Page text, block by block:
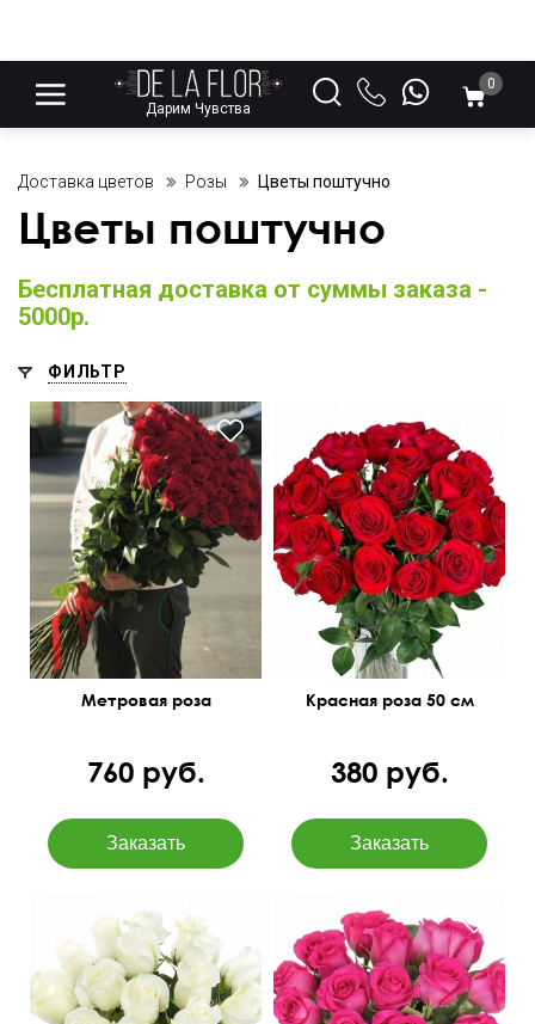
Дарим Чувства
0
Доставка цветов Розы Цветы поштучно
Цветы поштучно
Бесплатная доставка от суммы заказа -
5000р.
ФИЛЬТР
Метровая роза
760 руб.
Красная роза 50 см
380 руб.